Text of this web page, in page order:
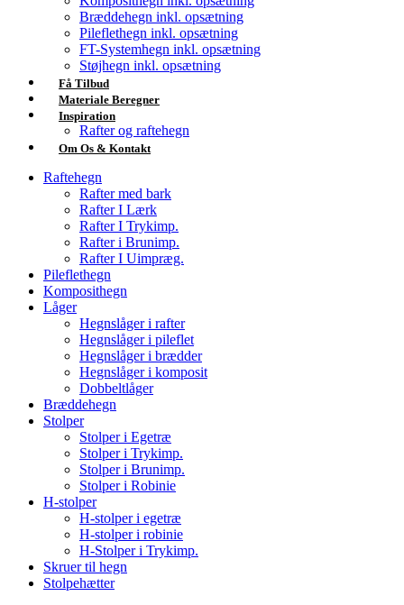
Bræddehegn inkl. opsætning
Pileflethegn inkl. opsætning
FT-Systemhegn inkl. opsætning
Støjhegn inkl. opsætning
Få Tilbud
Materiale Beregner
Inspiration
Rafter og raftehegn
Om Os & Kontakt
Raftehegn
Rafter med bark
Rafter I Lærk
Rafter I Trykimp.
Rafter i Brunimp.
Rafter I Uimpræg.
Pileflethegn
Komposithegn
Låger
Hegnslåger i rafter
Hegnslåger i pileflet
Hegnslåger i brædder
Hegnslåger i komposit
Dobbeltlåger
Bræddehegn
Stolper
Stolper i Egetræ
Stolper i Trykimp.
Stolper i Brunimp.
Stolper i Robinie
H-stolper
H-stolper i egetræ
H-stolper i robinie
H-Stolper i Trykimp.
Skruer til hegn
Stolpehætter